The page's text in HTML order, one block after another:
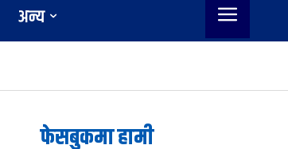
अन्य
फेसबुकमा हामी